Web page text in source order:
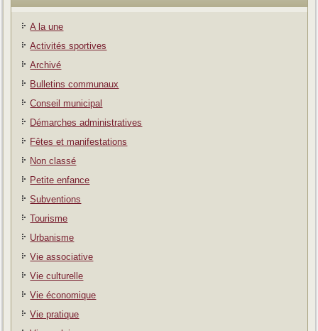
A la une
Activités sportives
Archivé
Bulletins communaux
Conseil municipal
Démarches administratives
Fêtes et manifestations
Non classé
Petite enfance
Subventions
Tourisme
Urbanisme
Vie associative
Vie culturelle
Vie économique
Vie pratique